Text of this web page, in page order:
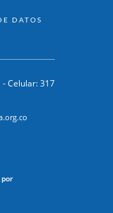
DATOS
- Celular: 317
por